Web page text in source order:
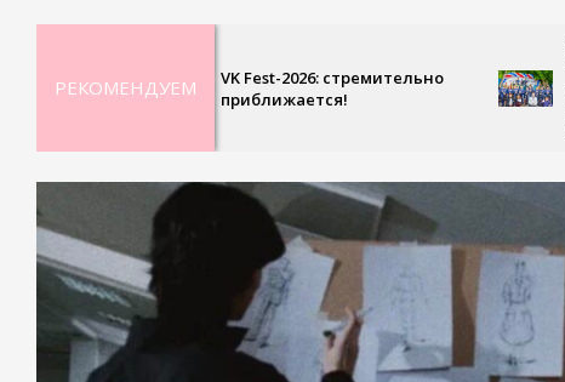
РЕКОМЕНДУЕМ
VK Fest-2026: стремительно
приближается!